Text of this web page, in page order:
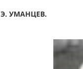
Э. УМАНЦЕВ.